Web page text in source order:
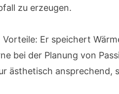
zu erzeugen.
Er speichert
bei der Planung von
ästhetisch ansprechend,